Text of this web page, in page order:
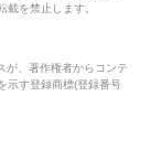
載を禁止します。
が、著作権者からコンテ
示す登録商標(登録番号